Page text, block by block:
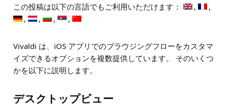
この投稿は以下の言語でもご利用いただけます：
Vivaldi は、iOS アプリでのブラウジングフローをカスタマ
イズできるオプションを複数提供しています。 そのいくつ
かを以下に説明します。
デスクトップビュー